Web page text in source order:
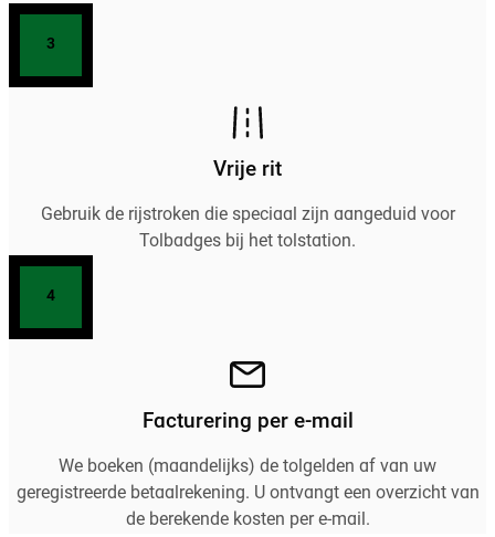
3
Vrije rit
Gebruik de rijstroken die speciaal zijn aangeduid voor
Tolbadges bij het tolstation.
4
Facturering per e-mail
We boeken (maandelijks) de tolgelden af van uw
geregistreerde betaalrekening. U ontvangt een overzicht van
de berekende kosten per e-mail.